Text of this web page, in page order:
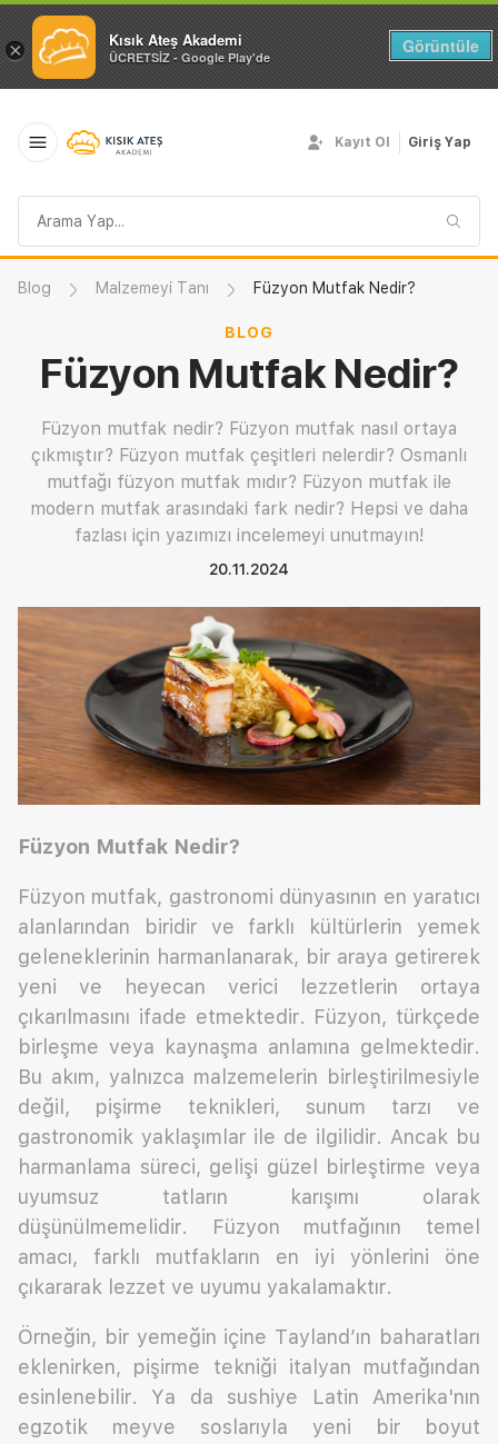
× Kısık Ateş Akademi
ÜCRETSİZ - Google Play'de
Görüntüle
sorgusu
Kayıt Ol Giriş Yap
Blog Malzemeyi Tanı Füzyon Mutfak Nedir?
BLOG
Füzyon Mutfak Nedir?
Füzyon mutfak nedir? Füzyon mutfak nasıl ortaya
çıkmıştır? Füzyon mutfak çeşitleri nelerdir? Osmanlı
mutfağı füzyon mutfak mıdır? Füzyon mutfak ile
modern mutfak arasındaki fark nedir? Hepsi ve daha
fazlası için yazımızı incelemeyi unutmayın!
20.11.2024
Füzyon Mutfak Nedir?
Füzyon mutfak, gastronomi dünyasının en yaratıcı
alanlarından biridir ve farklı kültürlerin yemek
geleneklerinin harmanlanarak, bir araya getirerek
yeni ve heyecan verici lezzetlerin ortaya
çıkarılmasını ifade etmektedir. Füzyon, türkçede
birleşme veya kaynaşma anlamına gelmektedir.
Bu akım, yalnızca malzemelerin birleştirilmesiyle
değil, pişirme teknikleri, sunum tarzı ve
gastronomik yaklaşımlar ile de ilgilidir. Ancak bu
harmanlama süreci, gelişi güzel birleştirme veya
uyumsuz tatların karışımı olarak
düşünülmemelidir. Füzyon mutfağının temel
amacı, farklı mutfakların en iyi yönlerini öne
çıkararak lezzet ve uyumu yakalamaktır.
Örneğin, bir yemeğin içine Tayland’ın baharatları
eklenirken, pişirme tekniği italyan mutfağından
esinlenebilir. Ya da sushiye Latin Amerika'nın
egzotik meyve soslarıyla yeni bir boyut